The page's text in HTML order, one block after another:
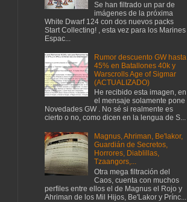
Se han filtrado un par de
imágenes de la próxima
White Dwarf 124 con dos nuevos packs
Start Collecting! , esta vez para los Marines
Espac...
Rumor descuento GW hasta
45% en Batallones 40k y
Warscrolls Age of Sigmar
(ACTUALIZADO)
He recibido esta imagen, en
el mensaje solamente pone
Novedades GW . No sé si realmente es
cierto o no, como dicen en la lengua de S...
Magnus, Ahriman, Be'lakor,
Guardián de Secretos,
Horrores, Diablillas,
Tzaangors,...
Otra mega filtración del
Caos, cuenta con muchos
perfiles entre ellos el de Magnus el Rojo y
Ahriman de los Mil Hijos, Be'Lakor y Prínc...